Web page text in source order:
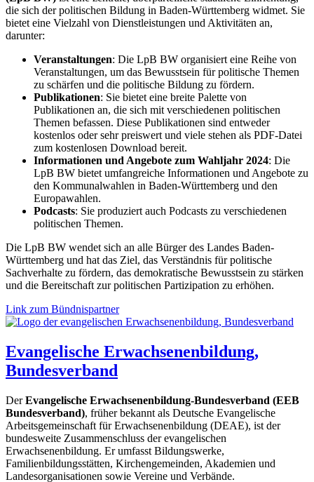
die sich der politischen Bildung in Baden-Württemberg widmet. Sie
bietet eine Vielzahl von Dienstleistungen und Aktivitäten an,
darunter:
Veranstaltungen: Die LpB BW organisiert eine Reihe von
Veranstaltungen, um das Bewusstsein für politische Themen
zu schärfen und die politische Bildung zu fördern.
Publikationen: Sie bietet eine breite Palette von
Publikationen an, die sich mit verschiedenen politischen
Themen befassen. Diese Publikationen sind entweder
kostenlos oder sehr preiswert und viele stehen als PDF-Datei
zum kostenlosen Download bereit.
Informationen und Angebote zum Wahljahr 2024: Die
LpB BW bietet umfangreiche Informationen und Angebote zu
den Kommunalwahlen in Baden-Württemberg und den
Europawahlen.
Podcasts: Sie produziert auch Podcasts zu verschiedenen
politischen Themen.
Die LpB BW wendet sich an alle Bürger des Landes Baden-
Württemberg und hat das Ziel, das Verständnis für politische
Sachverhalte zu fördern, das demokratische Bewusstsein zu stärken
und die Bereitschaft zur politischen Partizipation zu erhöhen.
Link zum Bündnispartner
Evangelische Erwachsenenbildung,
Bundesverband
DerEvangelische Erwachsenenbildung-Bundesverband (EEB
Bundesverband), früher bekannt als Deutsche Evangelische
Arbeitsgemeinschaft für Erwachsenenbildung (DEAE), ist der
bundesweite Zusammenschluss der evangelischen
Erwachsenenbildung. Er umfasst Bildungswerke,
Familienbildungsstätten, Kirchengemeinden, Akademien und
Landesorganisationen sowie Vereine und Verbände.